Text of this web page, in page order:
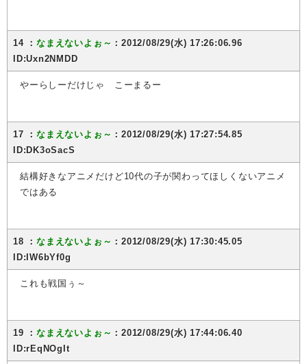
14 ：なまえないよぉ～ ：2012/08/29(水) 17:26:06.96
ID:Uxn2NMDD
やーらしーだけじゃ こーまるー
17 ：なまえないよぉ～ ：2012/08/29(水) 17:27:54.85
ID:DK3oSacS
結構好きなアニメだけど10代の子が関わってほしくないアニメ
ではある
18 ：なまえないよぉ～ ：2012/08/29(水) 17:30:45.05
ID:IW6bYf0g
これも戦国ぅ～
19 ：なまえないよぉ～ ：2012/08/29(水) 17:44:06.40
ID:rEqNOgIt